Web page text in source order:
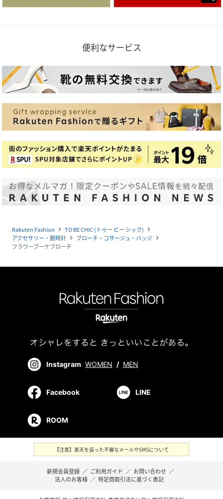
便利なサービス
Rakuten Fashion navigate_next TO BE CHIC (トゥー ビー シック) navigate_next
アクセサリー・腕時計 navigate_next ブローチ・コサージュ・バッジ navigate_next
フラワーブーケブローチ
Instagram WOMEN / MEN
Facebook LINE
ROOM
【注意】楽天を装った不審なメールやSMSについて
新規会員登録 ／ ご利用ガイド ／ お問い合わせ ／
法人のお客様 ／ 特定商取引法に基づく表記